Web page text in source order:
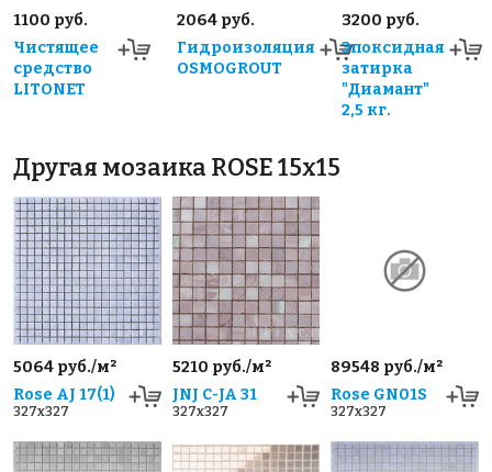
1100 руб.
Чистящее
средство
LITONET
2064 руб.
Гидроизоляция
OSMOGROUT
3200 руб.
Эпоксидная
затирка
"Диамант"
2,5 кг.
Другая мозаика ROSE 15x15
5064 руб./м²
Rose AJ 17(1)
327x327
5210 руб./м²
JNJ C-JA 31
327x327
89548 руб./м²
Rose GN01S
327x327